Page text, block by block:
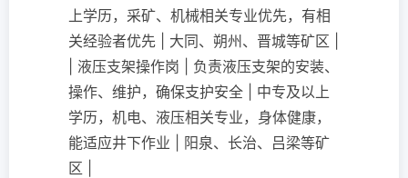
上学历，采矿、机械相关专业优先，有相
关经验者优先 | 大同、朔州、晋城等矿区 |
| 液压支架操作岗 | 负责液压支架的安装、
操作、维护，确保支护安全 | 中专及以上
学历，机电、液压相关专业，身体健康，
能适应井下作业 | 阳泉、长治、吕梁等矿
区 |